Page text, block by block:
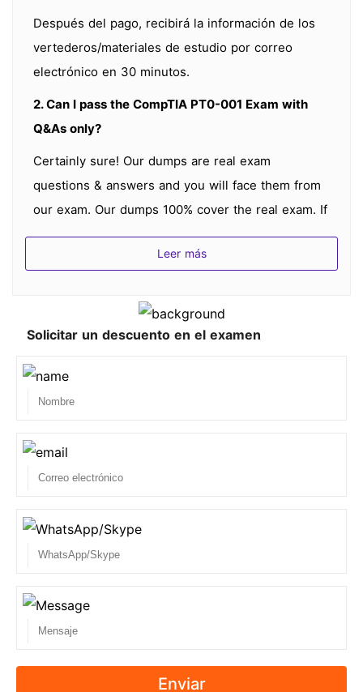
Después del pago, recibirá la información de los
vertederos/materiales de estudio por correo
electrónico en 30 minutos.
2. Can I pass the CompTIA PT0-001 Exam with
Q&As only?
Certainly sure! Our dumps are real exam
questions & answers and you will face them from
our exam. Our dumps 100% cover the real exam. If
you practice our dumps, you will pass the exam
y nuestros volcados son los últimos en el servidor
remoto. Si hay una actualización de los
correo electrónico y el servidor también se
productos?
Todos nuestros productos son revisados
proveedor de certificación cambia la pregunta del
examen, nuestros productos se actualizarán en
5. ¿Es gratuita su actualización?
Leer más
Solicitar un descuento en el examen
Enviar